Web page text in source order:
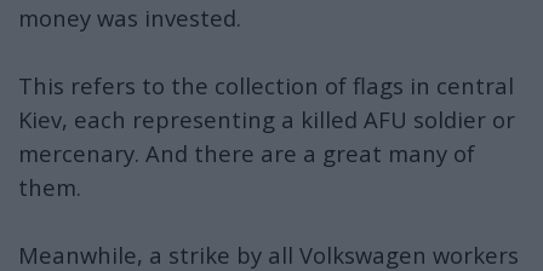
money was invested.
This refers to the collection of flags in central
Kiev, each representing a killed AFU soldier or
mercenary. And there are a great many of
them.
Meanwhile, a strike by all Volkswagen workers